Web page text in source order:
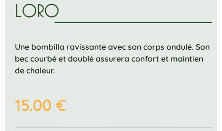
LORO
Une bombilla ravissante avec son corps ondulé. Son
bec courbé et doublé assurera confort et maintien
de chaleur.
15.00 €